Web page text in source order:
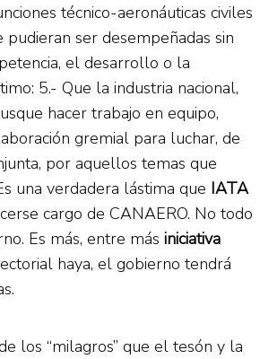
técnico-aeronáuticas civiles
ser desempeñadas sin
el desarrollo o la
5.- Que la industria nacional,
hacer trabajo en equipo,
gremial para luchar, de
por aquellos temas que
una verdadera lástima que IATA
cargo de CANAERO. No todo
Es más, entre más iniciativa
haya, el gobierno tendrá
los “milagros” que el tesón y la